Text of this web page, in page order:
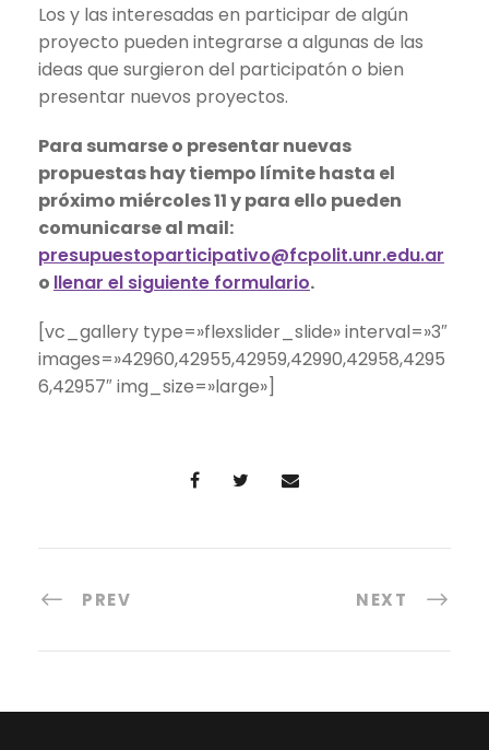
Los y las interesadas en participar de algún
proyecto pueden integrarse a algunas de las
ideas que surgieron del participatón o bien
presentar nuevos proyectos.
Para sumarse o presentar nuevas
propuestas hay tiempo límite hasta el
próximo miércoles 11 y para ello pueden
comunicarse al mail:
presupuestoparticipativo@fcpolit.unr.edu.ar
o llenar el siguiente formulario.
[vc_gallery type=»flexslider_slide» interval=»3″
images=»42960,42955,42959,42990,42958,4295
6,42957″ img_size=»large»]
PREV NEXT